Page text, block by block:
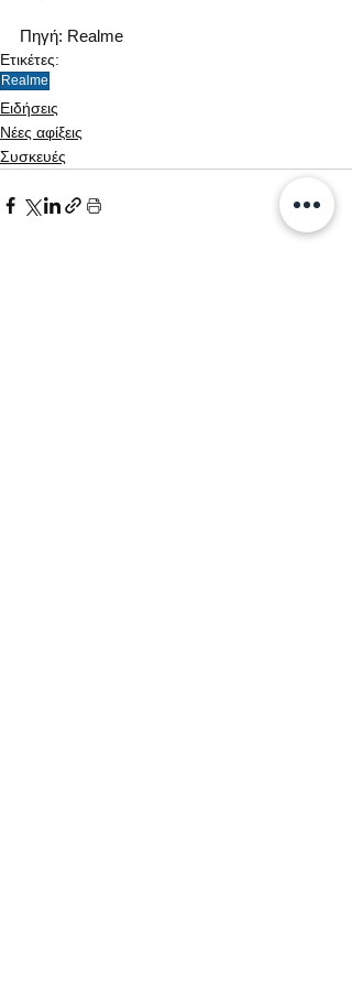
Πηγή: Realme
Ετικέτες:
Realme
Ειδήσεις
Νέες αφίξεις
Συσκευές